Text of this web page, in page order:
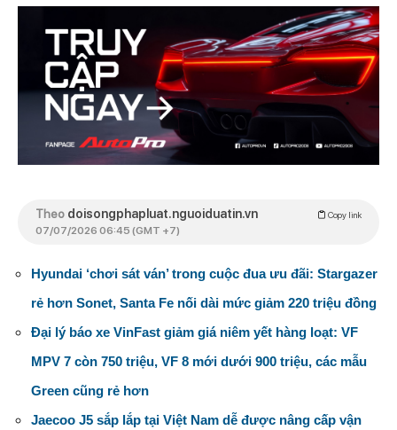
Theo doisongphapluat.nguoiduatin.vn Copy link
07/07/2026 06:45 (GMT +7)
Hyundai ‘chơi sát ván’ trong cuộc đua ưu đãi: Stargazer
rẻ hơn Sonet, Santa Fe nối dài mức giảm 220 triệu đồng
Đại lý báo xe VinFast giảm giá niêm yết hàng loạt: VF
MPV 7 còn 750 triệu, VF 8 mới dưới 900 triệu, các mẫu
Green cũng rẻ hơn
Jaecoo J5 sắp lắp tại Việt Nam dễ được nâng cấp vận